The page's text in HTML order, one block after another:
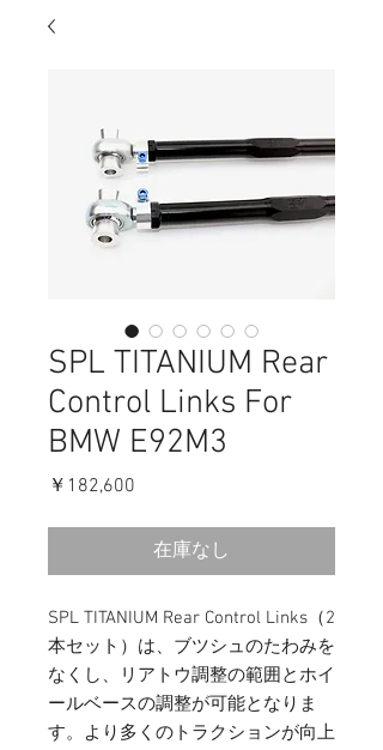
SPL TITANIUM Rear
Control Links For
BMW E92M3
￥182,600
在庫なし
SPL TITANIUM Rear Control Links（2
本セット）は、ブツシュのたわみを
なくし、リアトウ調整の範囲とホイ
ールベースの調整が可能となりま
す。より多くのトラクションが向上